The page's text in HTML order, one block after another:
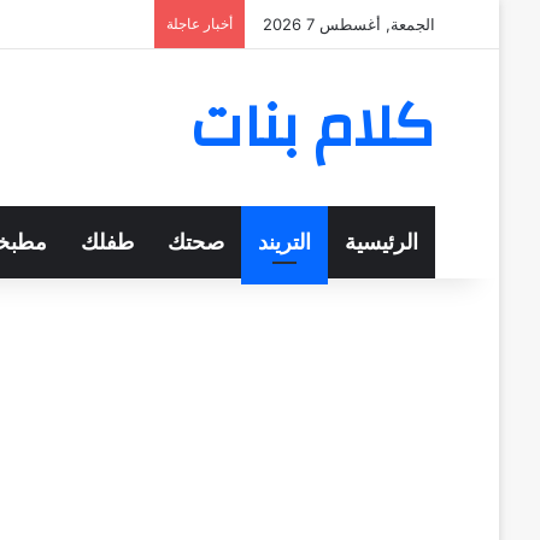
الجمعة, أغسطس 7 2026 أخبار عاجلة
كلام بنات
الرئيسية التريند صحتك طفلك